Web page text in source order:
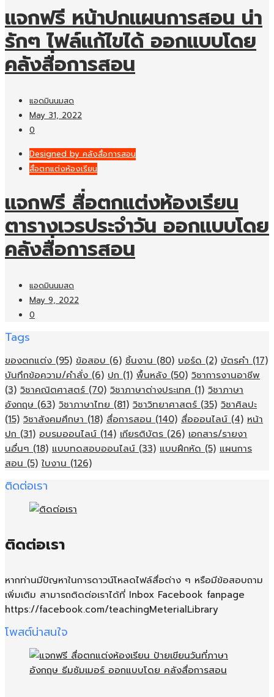
แจกฟรี หน้าปกแผนการสอน น่า
รักๆ ไฟล์แก้ไขได้ ออกแบบโดย
คลังสื่อการสอน
แอดมินนมสด
May 31, 2022
0
Designed by คลังสื่อการสอน
สื่อตกแต่งห้องเรียน
แจกฟรี สื่อตกแต่งห้องเรียน
ตารางเวรประจำวัน ออกแบบโดย
คลังสื่อการสอน
แอดมินนมสด
May 9, 2022
0
Tags
ของตกแต่ง (95) ข้อสอบ (6) ชิ้นงาน (80) บอร์ด (2) บัตรคำ (17)
บันทึกข้อความ/คำสั่ง (6) ปก (1) พื้นหลัง (50) วิชาการงานอาชีพ
(3) วิชาคณิตศาสตร์ (70) วิชาภาษาต่างประเทศ (1) วิชาภาษา
อังกฤษ (63) วิชาภาษาไทย (81) วิชาวิทยาศาสตร์ (35) วิชาศิลปะ
(15) วิชาสังคมศึกษา (18) สื่อการสอน (140) สื่อออนไลน์ (4) หน้า
ปก (31) อบรมออนไลน์ (14) เกียรติบัตร (26) เอกสาร/รายงา
นอื่นๆ (18) แบบทดสอบออนไลน์ (33) แบบฝึกหัด (5) แผนการ
สอน (5) ใบงาน (126)
ติดต่อเรา
ติดต่อเรา
หากท่านมีปัญหาในการดาวน์โหลดไฟล์สื่อต่าง ๆ หรือมีข้อสอบถาม
เพิ่มเติม สามารถติดต่อเราได้ที่ Inbox Facebook fanpage
https://facebook.com/teachingMeterialLibrary
โพสต์น่าสนใจ